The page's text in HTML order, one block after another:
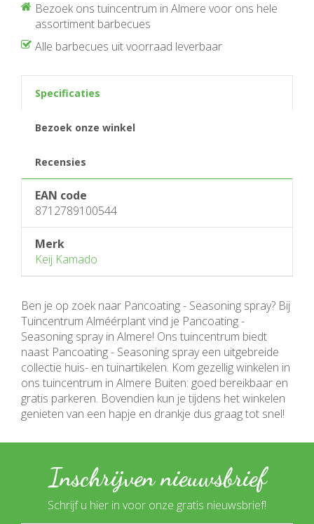
Bezoek ons tuincentrum in Almere voor ons hele
assortiment barbecues
Alle barbecues uit voorraad leverbaar
Specificaties
Bezoek onze winkel
Recensies
EAN code
8712789100544
Merk
Keij Kamado
Ben je op zoek naar Pancoating - Seasoning spray? Bij
Tuincentrum Alméérplant vind je Pancoating -
Seasoning spray in Almere! Ons tuincentrum biedt
naast Pancoating - Seasoning spray een uitgebreide
collectie huis- en tuinartikelen. Kom gezellig winkelen in
ons tuincentrum in Almere Buiten: goed bereikbaar en
gratis parkeren. Bovendien kun je tijdens het winkelen
genieten van een hapje en drankje dus graag tot snel!
Inschrijven nieuwsbrief
Schrijf u hier in voor onze gratis nieuwsbrief!